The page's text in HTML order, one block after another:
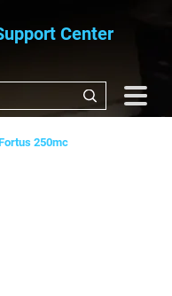
Center
250mc